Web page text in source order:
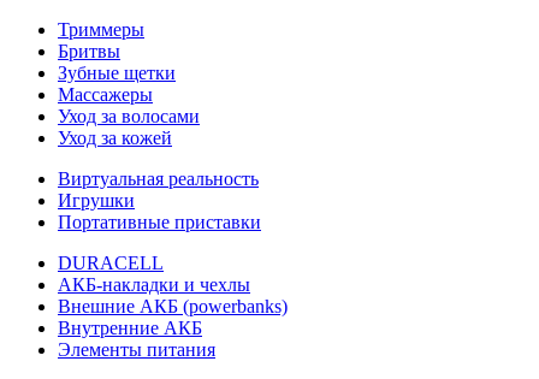
Триммеры
Бритвы
Зубные щетки
Массажеры
Уход за волосами
Уход за кожей
Виртуальная реальность
Игрушки
Портативные приставки
DURACELL
АКБ-накладки и чехлы
Внешние АКБ (powerbanks)
Внутренние АКБ
Элементы питания